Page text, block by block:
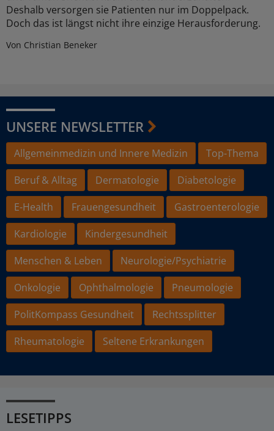
Deshalb versorgen sie Patienten nur im Doppelpack.
Doch das ist längst nicht ihre einzige Herausforderung.
Von Christian Beneker
UNSERE NEWSLETTER
Allgemeinmedizin und Innere Medizin
Top-Thema
Beruf & Alltag
Dermatologie
Diabetologie
E-Health
Frauengesundheit
Gastroenterologie
Kardiologie
Kindergesundheit
Menschen & Leben
Neurologie/Psychiatrie
Onkologie
Ophthalmologie
Pneumologie
PolitKompass Gesundheit
Rechtssplitter
Rheumatologie
Seltene Erkrankungen
LESETIPPS